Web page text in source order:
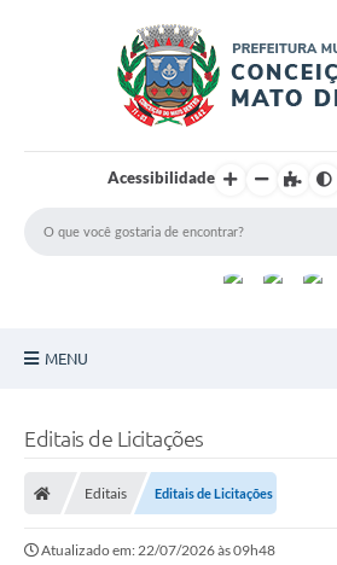
Acessibilidade
MENU
Transparência
Editais de Licitações
Editais Editais de Licitações
Atualizado em: 22/07/2026 às 09h48